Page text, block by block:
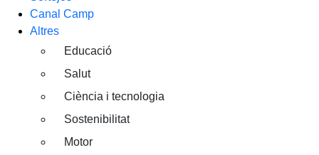
Canal Camp
Altres
Educació
Salut
Ciència i tecnologia
Sostenibilitat
Motor